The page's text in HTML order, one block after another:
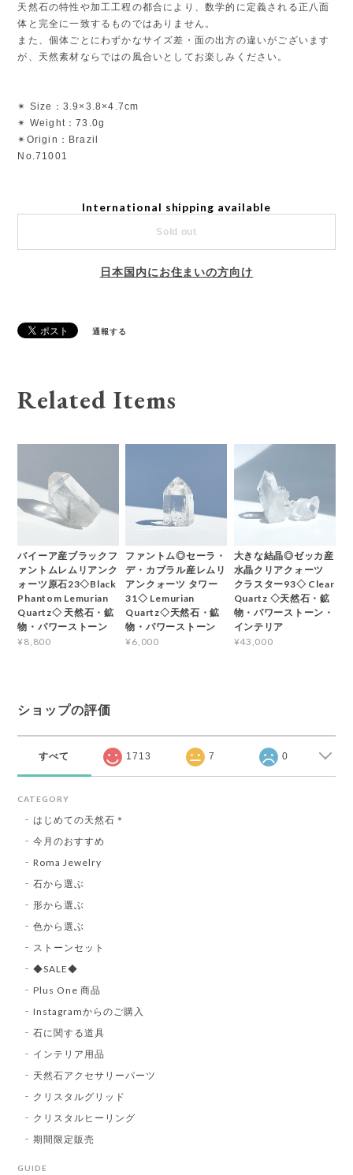
天然石の特性や加工工程の都合により、数学的に定義される正八面
体と完全に一致するものではありません。
また、個体ごとにわずかなサイズ差・面の出方の違いがございます
が、天然素材ならではの風合いとしてお楽しみください。
✴︎ Size：3.9×3.8×4.7cm
✴︎ Weight：73.0g
✴︎Origin：Brazil
No.71001
International shipping available
Sold out
日本国内にお住まいの方向け
通報する
Related Items
バイーア産ブラックフ
ァントムレムリアンク
ォーツ原石23◇Black
Phantom Lemurian
Quartz◇ 天然石・鉱
物・パワーストーン
¥8,800
ファントム◎セーラ・
デ・カブラル産レムリ
アンクォーツ タワー
31◇ Lemurian
Quartz◇天然石・鉱
物・パワーストーン
¥6,000
大きな結晶◎ゼッカ産
水晶クリアクォーツ
クラスター93◇ Clear
Quartz ◇天然石・鉱
物・パワーストーン・
インテリア
¥43,000
ショップの評価
すべて 1713 7 0
CATEGORY
はじめての天然石＊
今月のおすすめ
Roma Jewelry
石から選ぶ
形から選ぶ
色から選ぶ
ストーンセット
◆SALE◆
Plus One 商品
Instagramからのご購入
石に関する道具
インテリア用品
天然石アクセサリーパーツ
クリスタルグリッド
クリスタルヒーリング
期間限定販売
GUIDE